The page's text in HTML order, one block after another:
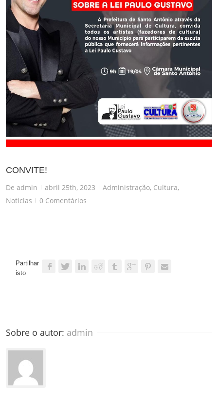
CONVITE!
De admin | abril 25th, 2023 | Administração, Cultura,
Noticias
| 0 Comentários
Partilhar
isto
Sobre o autor: admin